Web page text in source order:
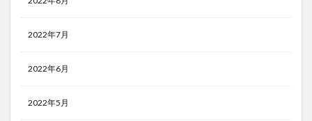
2022年7月
2022年6月
2022年5月